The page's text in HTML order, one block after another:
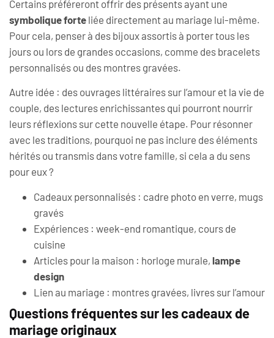
Certains préféreront offrir des présents ayant une
symbolique forte liée directement au mariage lui-même.
Pour cela, penser à des bijoux assortis à porter tous les
jours ou lors de grandes occasions, comme des bracelets
personnalisés ou des montres gravées.
Autre idée : des ouvrages littéraires sur l’amour et la vie de
couple, des lectures enrichissantes qui pourront nourrir
leurs réflexions sur cette nouvelle étape. Pour résonner
avec les traditions, pourquoi ne pas inclure des éléments
hérités ou transmis dans votre famille, si cela a du sens
pour eux ?
Cadeaux personnalisés : cadre photo en verre, mugs
gravés
Expériences : week-end romantique, cours de
cuisine
Articles pour la maison : horloge murale, lampe
design
Lien au mariage : montres gravées, livres sur l’amour
Questions fréquentes sur les cadeaux de
mariage originaux